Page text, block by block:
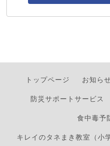
トップページ お知ら
防災サポートサービス
食中毒予
キレイのタネまき教室（小